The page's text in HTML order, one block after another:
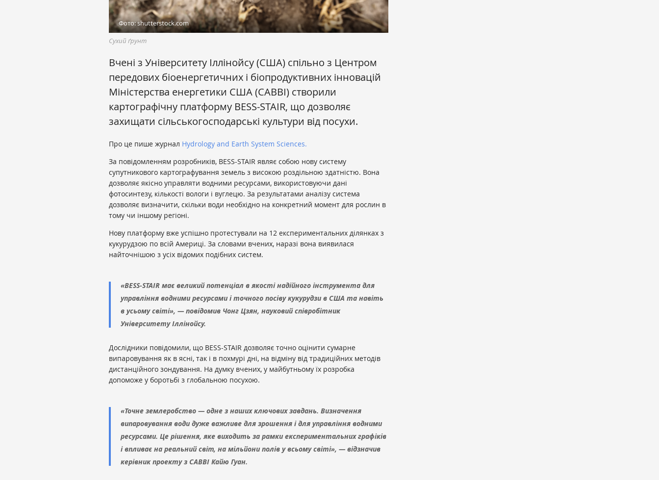
Фото: shutterstock.com
Сухий ґрунт
Вчені з Університету Іллінойсу (США) спільно з Центром
передових біоенергетичних і біопродуктивних інновацій
Міністерства енергетики США (CABBI) створили
картографічну платформу BESS-STAIR, що дозволяє
захищати сільськогосподарські культури від посухи.
Про це пише журнал Hydrology and Earth System Sciences.
За повідомленням розробників, BESS-STAIR являє собою нову систему
супутникового картографування земель з високою роздільною здатністю. Вона
дозволяє якісно управляти водними ресурсами, використовуючи дані
фотосинтезу, кількості вологи і вуглецю. За результатами аналізу система
дозволяє визначити, скільки води необхідно на конкретний момент для рослин в
тому чи іншому регіоні.
Нову платформу вже успішно протестували на 12 експериментальних ділянках з
кукурудзою по всій Америці. За словами вчених, наразі вона виявилася
найточнішою з усіх відомих подібних систем.
«BESS-STAIR має великий потенціал в якості надійного інструмента для
управління водними ресурсами і точного посіву кукурудзи в США та навіть
в усьому світі», — повідомив Чонг Цзян, науковий співробітник
Університету Іллінойсу.
Дослідники повідомили, що BESS-STAIR дозволяє точно оцінити сумарне
випаровування як в ясні, так і в похмурі дні, на відміну від традиційних методів
дистанційного зондування. На думку вчених, у майбутньому їх розробка
допоможе у боротьбі з глобальною посухою.
«Точне землеробство — одне з наших ключових завдань. Визначення
випаровування води дуже важливе для зрошення і для управління водними
ресурсами. Це рішення, яке виходить за рамки експериментальних графіків
і впливає на реальний світ, на мільйони полів у всьому світі», — відзначив
керівник проекту з CABBI Кайю Гуан.